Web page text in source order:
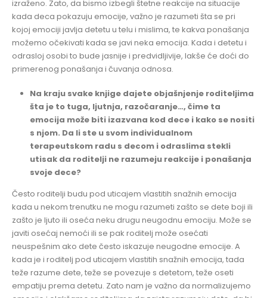
izraženo. Zato, da bismo izbegli štetne reakcije na situacije
kada deca pokazuju emocije, važno je razumeti šta se pri
kojoj emociji javlja detetu u telu i mislima, te kakva ponašanja
možemo očekivati kada se javi neka emocija. Kada i detetu i
odrasloj osobi to bude jasnije i predvidljivije, lakše će doći do
primerenog ponašanja i čuvanja odnosa.
Na kraju svake knjige dajete objašnjenje roditeljima
šta je to tuga, ljutnja, razočaranje…, čime ta
emocija može biti izazvana kod dece i kako se nositi
s njom. Da li ste u svom individualnom
terapeutskom radu s decom i odraslima stekli
utisak da roditelji ne razumeju reakcije i ponašanja
svoje dece?
Često roditelji budu pod uticajem vlastitih snažnih emocija
kada u nekom trenutku ne mogu razumeti zašto se dete boji ili
zašto je ljuto ili oseća neku drugu neugodnu emociju. Može se
javiti osećaj nemoći ili se pak roditelj može osećati
neuspešnim ako dete često iskazuje neugodne emocije. A
kada je i roditelj pod uticajem vlastitih snažnih emocija, tada
teže razume dete, teže se povezuje s detetom, teže oseti
empatiju prema detetu. Zato nam je važno da normalizujemo